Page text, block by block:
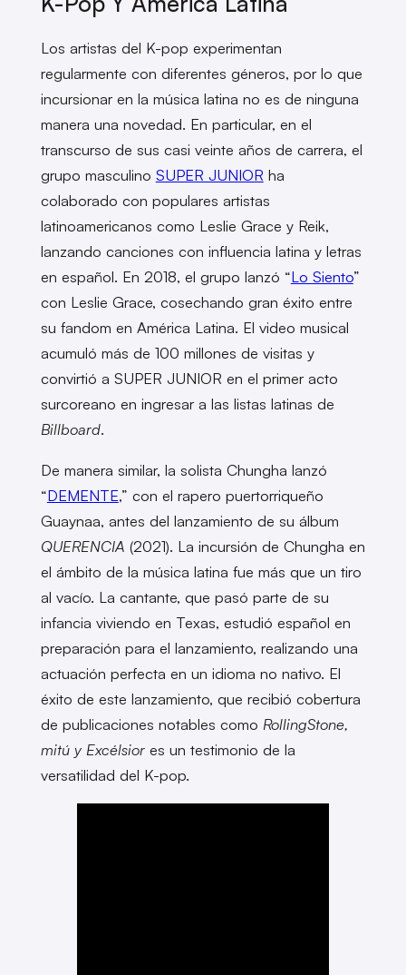
Los artistas del K-pop experimentan
regularmente con diferentes géneros, por lo que
incursionar en la música latina no es de ninguna
manera una novedad. En particular, en el
transcurso de sus casi veinte años de carrera, el
grupo masculino SUPER JUNIOR ha
colaborado con populares artistas
latinoamericanos como Leslie Grace y Reik,
lanzando canciones con influencia latina y letras
en español. En 2018, el grupo lanzó “Lo Siento”
con Leslie Grace, cosechando gran éxito entre
su fandom en América Latina. El video musical
acumuló más de 100 millones de visitas y
convirtió a SUPER JUNIOR en el primer acto
surcoreano en ingresar a las listas latinas de
Billboard.
De manera similar, la solista Chungha lanzó
“DEMENTE,” con el rapero puertorriqueño
Guaynaa, antes del lanzamiento de su álbum
QUERENCIA (2021). La incursión de Chungha en
el ámbito de la música latina fue más que un tiro
al vacío. La cantante, que pasó parte de su
infancia viviendo en Texas, estudió español en
preparación para el lanzamiento, realizando una
actuación perfecta en un idioma no nativo. El
éxito de este lanzamiento, que recibió cobertura
de publicaciones notables como RollingStone,
mitú y Excélsiores un testimonio de la
versatilidad del K-pop.